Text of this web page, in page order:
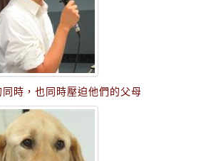
時，也同時壓迫他們的父母